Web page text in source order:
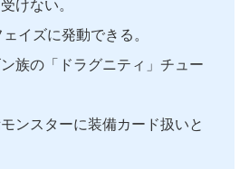
けない。
イズに発動できる。
族の「ドラグニティ」チュー
ンスターに装備カード扱いと